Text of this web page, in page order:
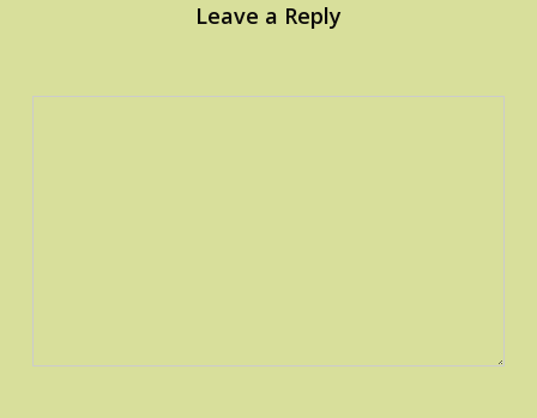
Leave a Reply